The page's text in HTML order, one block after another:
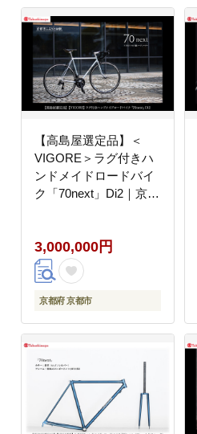
【高島屋選定品】＜
VIGORE＞ラグ付きハ
ンドメイドロードバイ
ク「70next」Di2｜京都
ードバイク クラシカル
最先端 おすすめ 高級
スポーツ アウトドア ツ
ーリング サイクリング
料 ふるさと納税 ］
3,000,000円
京都府 京都市